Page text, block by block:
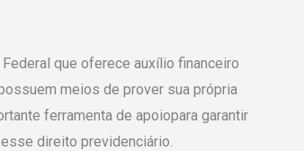
que oferece auxílio financeiro
meios de prover sua própria
ferramenta de apoiopara garantir
direito previdenciário.